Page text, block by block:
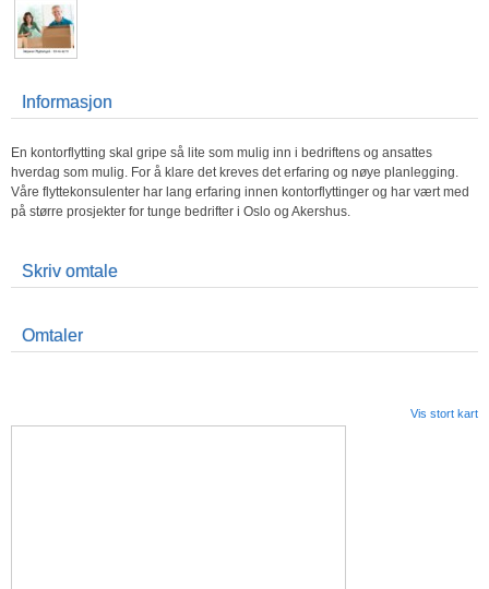
Informasjon
En kontorflytting skal gripe så lite som mulig inn i bedriftens og ansattes
hverdag som mulig. For å klare det kreves det erfaring og nøye planlegging.
Våre flyttekonsulenter har lang erfaring innen kontorflyttinger og har vært med
på større prosjekter for tunge bedrifter i Oslo og Akershus.
Skriv omtale
Omtaler
Vis stort kart